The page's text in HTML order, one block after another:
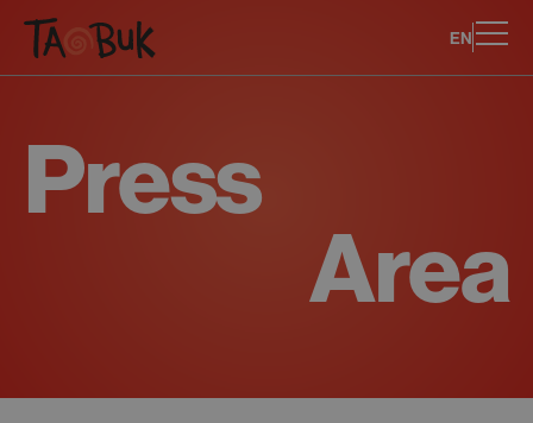
EN
Press
Area